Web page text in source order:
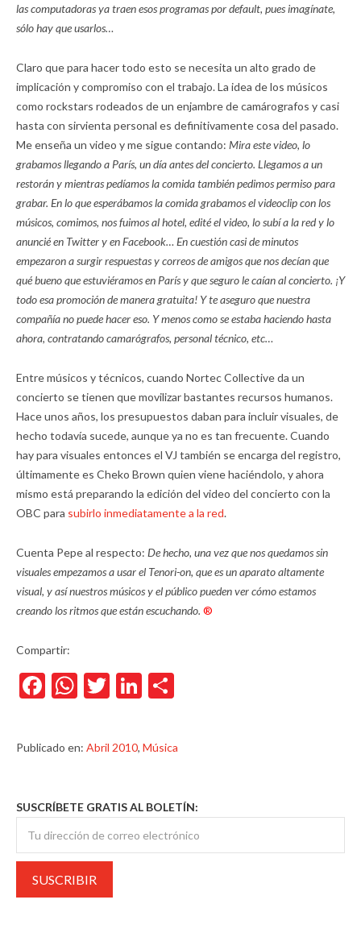
las computadoras ya traen esos programas por default, pues imagínate,
sólo hay que usarlos…
Claro que para hacer todo esto se necesita un alto grado de
implicación y compromiso con el trabajo. La idea de los músicos
como rockstars rodeados de un enjambre de camárografos y casi
hasta con sirvienta personal es definitivamente cosa del pasado.
Me enseña un video y me sigue contando: Mira este video, lo
grabamos llegando a París, un día antes del concierto. Llegamos a un
restorán y mientras pedíamos la comida también pedimos permiso para
grabar. En lo que esperábamos la comida grabamos el videoclip con los
músicos, comimos, nos fuimos al hotel, edité el video, lo subí a la red y lo
anuncié en Twitter y en Facebook… En cuestión casi de minutos
empezaron a surgir respuestas y correos de amigos que nos decían que
qué bueno que estuviéramos en París y que seguro le caían al concierto. ¡Y
todo esa promoción de manera gratuita! Y te aseguro que nuestra
compañía no puede hacer eso. Y menos como se estaba haciendo hasta
ahora, contratando camarógrafos, personal técnico, etc…
Entre músicos y técnicos, cuando Nortec Collective da un
concierto se tienen que movilizar bastantes recursos humanos.
Hace unos años, los presupuestos daban para incluir visuales, de
hecho todavía sucede, aunque ya no es tan frecuente. Cuando
hay para visuales entonces el VJ también se encarga del registro,
últimamente es Cheko Brown quien viene haciéndolo, y ahora
mismo está preparando la edición del video del concierto con la
OBC para subirlo inmediatamente a la red.
Cuenta Pepe al respecto: De hecho, una vez que nos quedamos sin
visuales empezamos a usar el Tenori-on, que es un aparato altamente
visual, y así nuestros músicos y el público pueden ver cómo estamos
creando los ritmos que están escuchando. ®
Compartir:
Facebook
WhatsApp
TwitterLinkedIn
Publicado en: Abril 2010, Música
SUSCRÍBETE GRATIS AL BOLETÍN: